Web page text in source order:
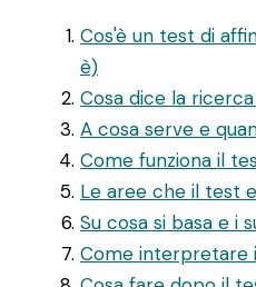
Cos'è un test di
è)
Cosa dice la
A cosa serve e
Come funziona il
Le aree che il test
Su cosa si basa e i
Come interpretare